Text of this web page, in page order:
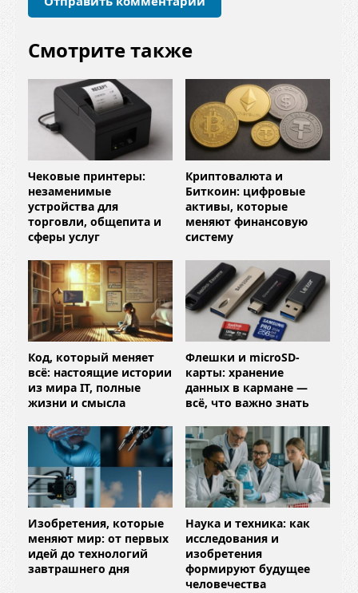
Смотрите также
Чековые принтеры:
незаменимые
устройства для
торговли, общепита и
сферы услуг
Криптовалюта и
Биткоин: цифровые
активы, которые
меняют финансовую
систему
Код, который меняет
всё: настоящие истории
из мира IT, полные
жизни и смысла
Флешки и microSD-
карты: хранение
данных в кармане —
всё, что важно знать
Изобретения, которые
меняют мир: от первых
идей до технологий
завтрашнего дня
Наука и техника: как
исследования и
изобретения
формируют будущее
человечества